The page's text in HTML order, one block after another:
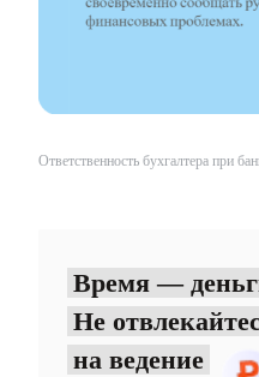
Ответственность бухгалтера при
Время —
Не
на ведение